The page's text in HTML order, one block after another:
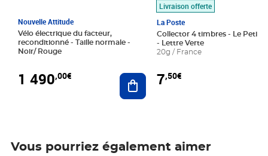
Nouvelle Attitude
Vélo électrique du facteur,
reconditionné - Taille normale -
Noir/ Rouge
1 490,00€ Ajouter au panier
Livraison offerte
La Poste
Collector 4 timbres - Le Petit
- Lettre Verte
20g / France
7,50€
Vous pourriez également aimer